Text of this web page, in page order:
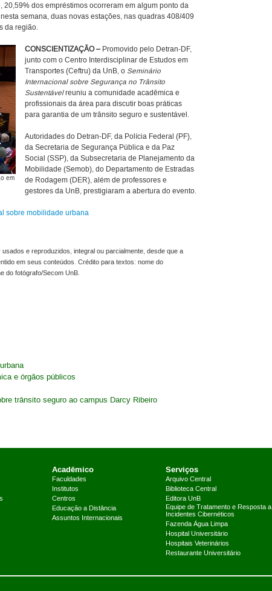
dos empréstimos ocorreram em algum ponto da
semana, duas novas estações, nas quadras 408/409
da região.
em
CONSCIENTIZAÇÃO –Promovido pelo Detran-DF,
junto com o Centro Interdisciplinar de Estudos em
Transportes (Ceftru) da UnB, o Seminário
Internacional sobre Segurança no Trânsito
Sustentávelreuniu a comunidade acadêmica e
profissionais da área para discutir boas práticas
para garantia de um trânsito seguro e sustentável.
Autoridades do Detran-DF, da Polícia Federal (PF),
da Secretaria de Segurança Pública e da Paz
Social (SSP), da Subsecretaria de Planejamento da
Mobilidade (Semob), do Departamento de Estradas
de Rodagem (DER), além de professores e
gestores da UnB, prestigiaram a abertura do evento.
sobre mobilidade urbana
e reproduzidos, integral ou parcialmente, desde que a
em seus conteúdos. Crédito para textos: nome do
do fotógrafo/Secom UnB.
e órgãos públicos
trânsito seguro ao campus Darcy Ribeiro
Acadêmico
Faculdades
Institutos
Centros
Educação a Distância
Assuntos Internacionais
Serviços
Arquivo Central
Biblioteca Central
Editora UnB
Equipe de Tratamento e Resposta a
Incidentes Cibernéticos
Fazenda Água Limpa
Hospital Universitário
Hospitais Veterinários
Restaurante Universitário